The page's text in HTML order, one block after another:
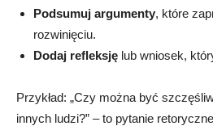
Podsumuj argumenty, które
rozwinięciu.
Dodaj refleksję lub wniosek,
Przykład: „Czy można być
innych ludzi?” – to pytanie